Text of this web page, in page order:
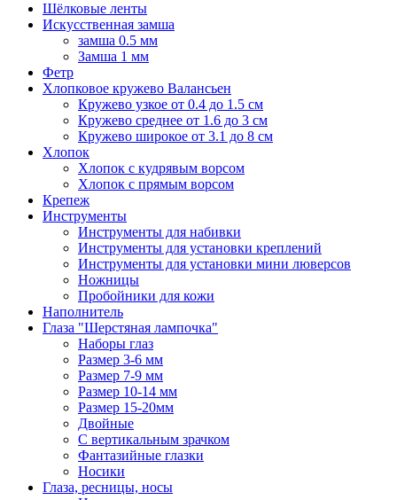
Шёлковые ленты
Искусственная замша
замша 0.5 мм
Замша 1 мм
Фетр
Хлопковое кружево Валансьен
Кружево узкое от 0.4 до 1.5 см
Кружево среднее от 1.6 до 3 см
Кружево широкое от 3.1 до 8 см
Хлопок
Хлопок с кудрявым ворсом
Хлопок с прямым ворсом
Крепеж
Инструменты
Инструменты для набивки
Инструменты для установки креплений
Инструменты для установки мини люверсов
Ножницы
Пробойники для кожи
Наполнитель
Глаза "Шерстяная лампочка"
Наборы глаз
Размер 3-6 мм
Размер 7-9 мм
Размер 10-14 мм
Размер 15-20мм
Двойные
С вертикальным зрачком
Фантазийные глазки
Носики
Глаза, ресницы, носы